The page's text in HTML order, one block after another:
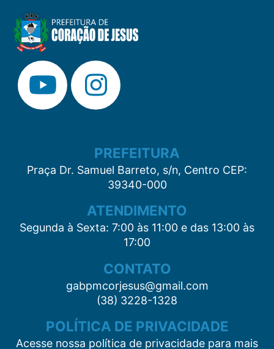
PREFEITURA
Praça Dr. Samuel Barreto, s/n, Centro CEP:
39340-000
ATENDIMENTO
Segunda à Sexta: 7:00 às 11:00 e das 13:00 às
17:00
CONTATO
gabpmcorjesus@gmail.com
(38) 3228-1328
POLÍTICA DE PRIVACIDADE
Acesse nossa política de privacidade para mais